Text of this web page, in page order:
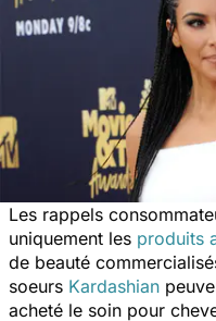
Les rappels
uniquement les produits
de beauté
soeurs Kardashian
acheté le soin pour